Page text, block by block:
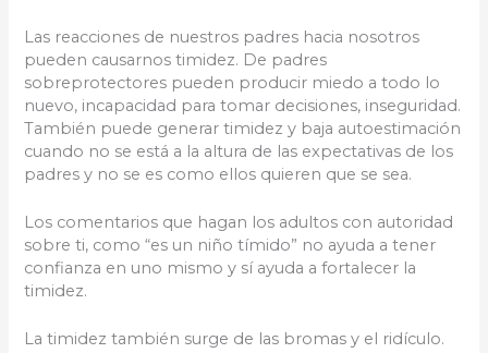
Las reacciones de nuestros padres hacia nosotros
pueden causarnos timidez. De padres
sobreprotectores pueden producir miedo a todo lo
nuevo, incapacidad para tomar decisiones, inseguridad.
También puede generar timidez y baja autoestimación
cuando no se está a la altura de las expectativas de los
padres y no se es como ellos quieren que se sea.
Los comentarios que hagan los adultos con autoridad
sobre ti, como “es un niño tímido” no ayuda a tener
confianza en uno mismo y sí ayuda a fortalecer la
timidez.
La timidez también surge de las bromas y el ridículo.